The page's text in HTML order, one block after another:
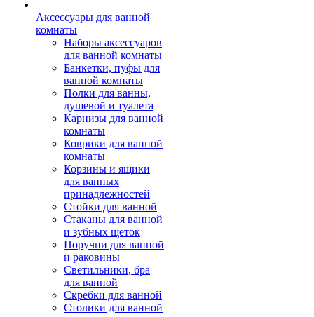
Аксессуары для ванной
комнаты
Наборы аксессуаров
для ванной комнаты
Банкетки, пуфы для
ванной комнаты
Полки для ванны,
душевой и туалета
Карнизы для ванной
комнаты
Коврики для ванной
комнаты
Корзины и ящики
для ванных
принадлежностей
Стойки для ванной
Стаканы для ванной
и зубных щеток
Поручни для ванной
и раковины
Светильники, бра
для ванной
Скребки для ванной
Столики для ванной